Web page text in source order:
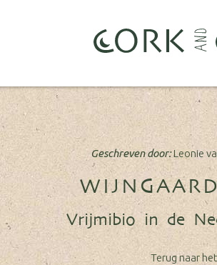
Geschreven door:Leonie
Vrijmibio in de
Terug naar